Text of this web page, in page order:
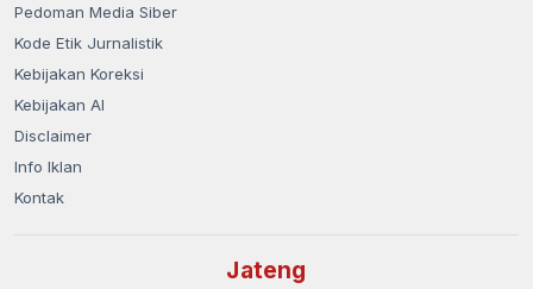
Pedoman Media Siber
Kode Etik Jurnalistik
Kebijakan Koreksi
Kebijakan AI
Disclaimer
Info Iklan
Kontak
Jateng